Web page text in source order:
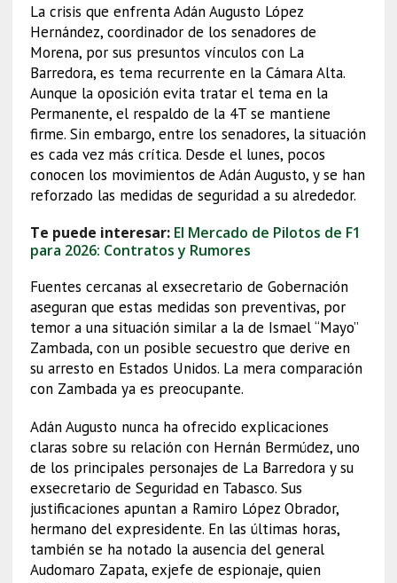
La crisis que enfrenta Adán Augusto López
Hernández, coordinador de los senadores de
Morena, por sus presuntos vínculos con La
Barredora, es tema recurrente en la Cámara Alta.
Aunque la oposición evita tratar el tema en la
Permanente, el respaldo de la 4T se mantiene
firme. Sin embargo, entre los senadores, la situación
es cada vez más crítica. Desde el lunes, pocos
conocen los movimientos de Adán Augusto, y se han
reforzado las medidas de seguridad a su alrededor.
Te puede interesar: El Mercado de Pilotos de F1
para 2026: Contratos y Rumores
Fuentes cercanas al exsecretario de Gobernación
aseguran que estas medidas son preventivas, por
temor a una situación similar a la de Ismael “Mayo”
Zambada, con un posible secuestro que derive en
su arresto en Estados Unidos. La mera comparación
con Zambada ya es preocupante.
Adán Augusto nunca ha ofrecido explicaciones
claras sobre su relación con Hernán Bermúdez, uno
de los principales personajes de La Barredora y su
exsecretario de Seguridad en Tabasco. Sus
justificaciones apuntan a Ramiro López Obrador,
hermano del expresidente. En las últimas horas,
también se ha notado la ausencia del general
Audomaro Zapata, exjefe de espionaje, quien